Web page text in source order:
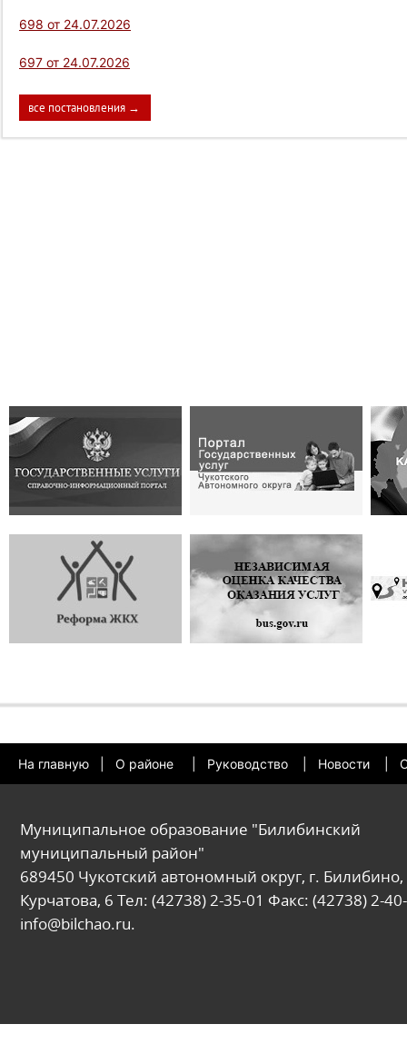
698 от 24.07.2026
697 от 24.07.2026
все постановления →
На главную О районе Руководство Новости
Муниципальное образование "Билибинский
муниципальный район"
689450 Чукотский автономный округ, г. Билибино,
Курчатова, 6 Тел: (42738) 2-35-01 Факс: (42738) 2-
info@bilchao.ru.